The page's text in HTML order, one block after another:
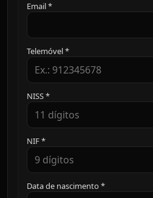
Email *
Telemóvel *
NISS *
NIF *
Data de nascimento *